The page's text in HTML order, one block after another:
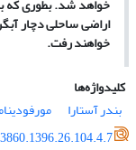
اراضی ساحلی دچار
خواهند رفت.
کلیدواژه‌ها
بندر آستارا